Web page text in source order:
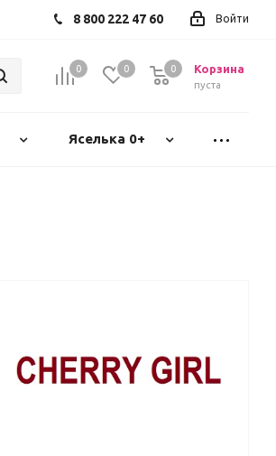
Войти
8 800 222 47 60
0 0 Корзина
пуста
0
Яселька 0+